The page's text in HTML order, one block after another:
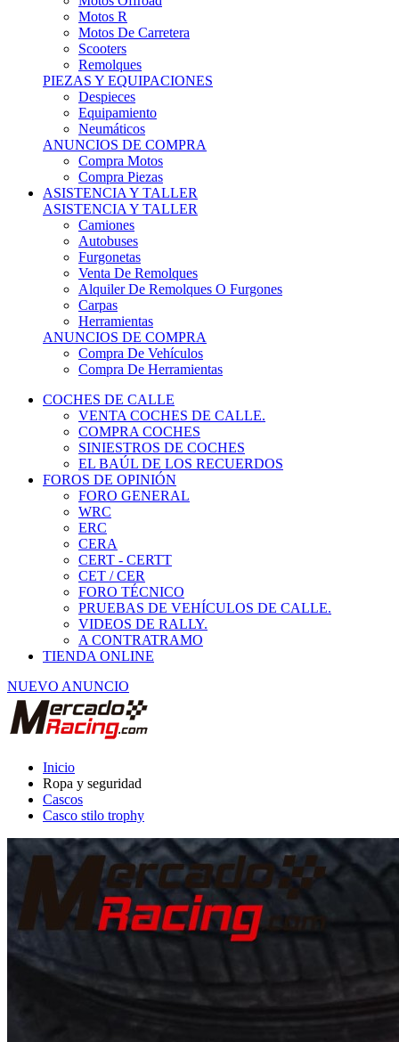
Motos R
Motos De Carretera
Scooters
Remolques
PIEZAS Y EQUIPACIONES
Despieces
Equipamiento
Neumáticos
ANUNCIOS DE COMPRA
Compra Motos
Compra Piezas
ASISTENCIA Y TALLER
ASISTENCIA Y TALLER
Camiones
Autobuses
Furgonetas
Venta De Remolques
Alquiler De Remolques O Furgones
Carpas
Herramientas
ANUNCIOS DE COMPRA
Compra De Vehículos
Compra De Herramientas
COCHES DE CALLE
VENTA COCHES DE CALLE.
COMPRA COCHES
SINIESTROS DE COCHES
EL BAÚL DE LOS RECUERDOS
FOROS DE OPINIÓN
FORO GENERAL
WRC
ERC
CERA
CERT - CERTT
CET / CER
FORO TÉCNICO
PRUEBAS DE VEHÍCULOS DE CALLE.
VIDEOS DE RALLY.
A CONTRATRAMO
TIENDA ONLINE
NUEVO ANUNCIO
Inicio
Ropa y seguridad
Cascos
Casco stilo trophy